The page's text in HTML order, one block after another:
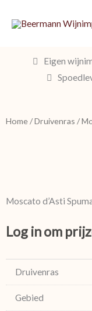
naar
Eigen
Home/Druivenras /
Moscato d’Asti
Log in om
Druivenras
Gebied